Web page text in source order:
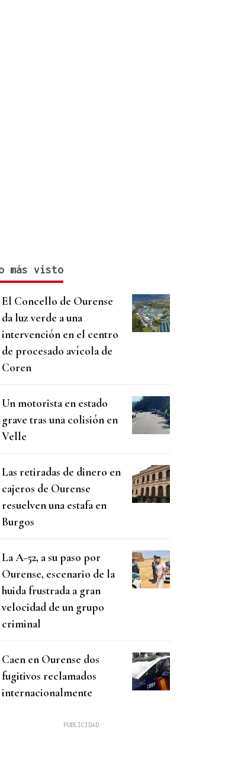
más visto
El Concello de Ourense
da luz verde a una
intervención en el centro
de procesado avícola de
Coren
Un motorista en estado
grave tras una colisión en
Velle
Las retiradas de dinero en
cajeros de Ourense
resuelven una estafa en
Burgos
La A-52, a su paso por
Ourense, escenario de la
huida frustrada a gran
velocidad de un grupo
criminal
Caen en Ourense dos
fugitivos reclamados
internacionalmente